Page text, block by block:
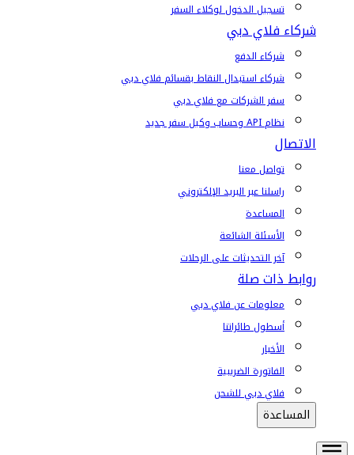
تسجيل الدخول لوكلاء السفر
شركاء فلاي دبي
شركاء الدفع
شركاء استبدال النقاط بقسائم فلاي دبي
سفر الشركات مع فلاي دبي
نظام API وحساب وكيل سفر جديد
الاتصال
تواصل معنا
راسلنا عبر البريد الإلكتروني
المساعدة
الأسئلة الشائعة
آخر التحديثات على الرحلات
روابط ذات صلة
معلومات عن فلاي دبي
أسطول طائراتنا
الأخبار
الفاتورة الضريبية
فلاي دبي للشحن
المساعدة